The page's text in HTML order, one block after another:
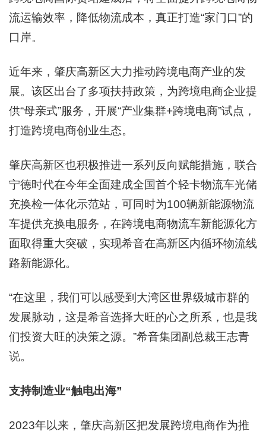
流运输效率，降低物流成本，真正打造“家门口”的
口岸。
近年来，肇庆高新区大力推动跨境电商产业的发
展。该区出台了多项扶持政策，为跨境电商企业提
供“母亲式”服务，开展“产业集群+跨境电商”试点，
打造跨境电商创业生态。
肇庆高新区也积极推进一系列反向赋能措施，联合
宁德时代在今年全面建成全国首个轻卡物流车光储
充换检一体化示范站，可同时为100辆新能源物流
车提供充换电服务，在跨境电商物流车新能源化方
面取得重大突破，实现希音在高新区内循环物流线
路新能源化。
“在这里，我们可以感受到大湾区世界级城市群的
发展脉动，这是希音选择大旺的心之所系，也是我
们投资大旺的决策之源。”希音集团副总裁王志青
说。
支持制造业“触电出海”
2023年以来，肇庆高新区把发展跨境电商作为推